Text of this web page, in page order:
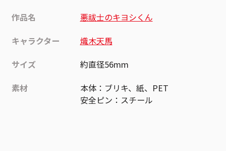
作品名
悪祓士のキヨシくん
キャラクター
熾木天馬
サイズ
約直径56mm
素材
本体：ブリキ、紙、PET
安全ピン：スチール